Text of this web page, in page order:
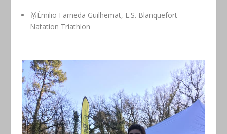
🥇Émilio Farneda Guilhemat, E.S. Blanquefort
Natation Triathlon